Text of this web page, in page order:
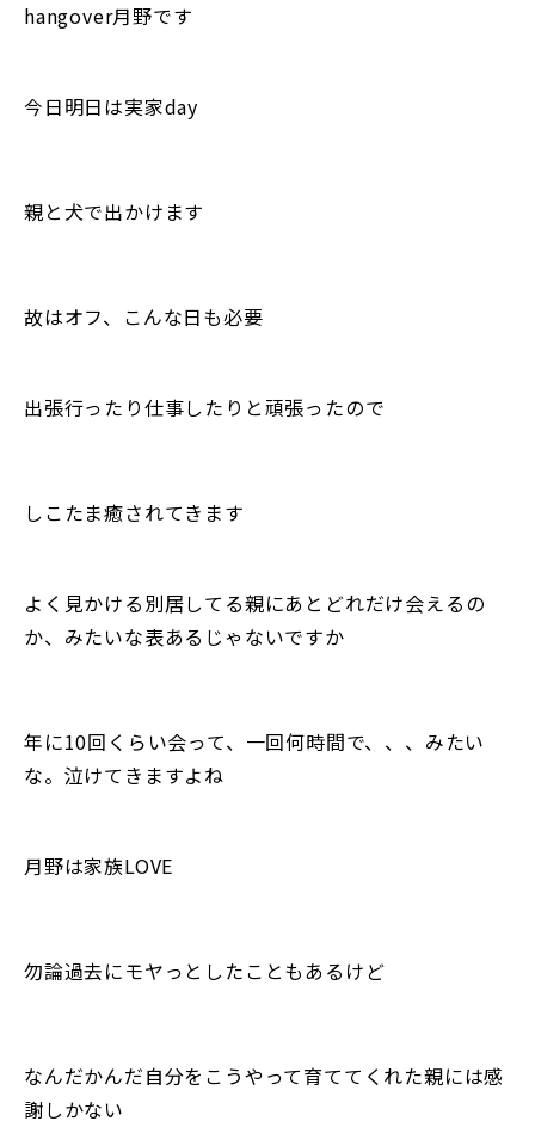
hangover月野です
今日明日は実家day
親と犬で出かけます
故はオフ、こんな日も必要
出張行ったり仕事したりと頑張ったので
しこたま癒されてきます
よく見かける別居してる親にあとどれだけ会えるの
か、みたいな表あるじゃないですか
年に10回くらい会って、一回何時間で、、、みたい
な。泣けてきますよね
月野は家族LOVE
勿論過去にモヤっとしたこともあるけど
なんだかんだ自分をこうやって育ててくれた親には感
謝しかない